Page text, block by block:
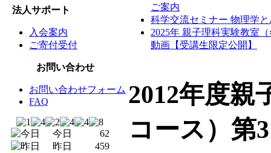
法人サポート
入会案内
ご寄付受付
お問い合わせ
お問い合わせフォーム
FAQ
今日
62
昨日
459
ご案内
科学交流セミナー 物理学
2025年 親子理科実験教室
動画【受講生限定公開】
2012年度親
コース）第